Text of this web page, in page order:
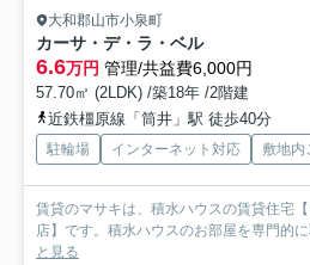
大和郡山市小泉町
カーサ・デ・ラ・ベル
6.6万円 管理/共益費6,000円
57.70㎡ (2LDK) /築18年 /2階建
近鉄橿原線「筒井」駅 徒歩40分
駐輪場 インターネット対応 敷地内
賃貸のマサキは、積水ハウスの賃貸住宅
店】です。積水ハウスのお部屋を専門的
と見る